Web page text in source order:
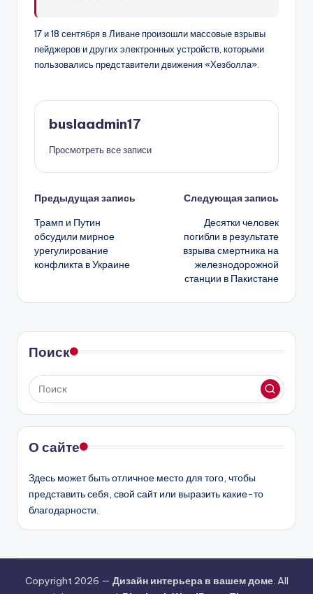
17 и 18 сентября в Ливане произошли массовые взрывы
пейджеров и других электронных устройств, которыми
пользовались представители движения «Хезболла».
buslaadmin17
Просмотреть все записи
Навигация
записи
Предыдущая запись
Трамп и Путин
обсудили мирное
урегулирование
конфликта в Украине
Следующая запись
Десятки человек
погибли в результате
взрыва смертника на
железнодорожной
станции в Пакистане
Поиск
О сайте
Здесь может быть отличное место для того, чтобы
представить себя, свой сайт или выразить какие-то
благодарности.
Copyright 2026 — Дизайн интерьера в вашем доме. All